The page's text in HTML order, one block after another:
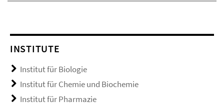
INSTITUTE
Institut für Biologie
Institut für Chemie und Biochemie
Institut für Pharmazie